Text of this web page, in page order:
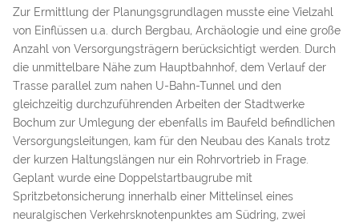
Zur Ermittlung der Planungsgrundlagen musste eine Vielzahl
von Einflüssen u.a. durch Bergbau, Archäologie und eine große
Anzahl von Versorgungsträgern berücksichtigt werden. Durch
die unmittelbare Nähe zum Hauptbahnhof, dem Verlauf der
Trasse parallel zum nahen U-Bahn-Tunnel und den
gleichzeitig durchzuführenden Arbeiten der Stadtwerke
Bochum zur Umlegung der ebenfalls im Baufeld befindlichen
Versorgungsleitungen, kam für den Neubau des Kanals trotz
der kurzen Haltungslängen nur ein Rohrvortrieb in Frage.
Geplant wurde eine Doppelstartbaugrube mit
Spritzbetonsicherung innerhalb einer Mittelinsel eines
neuralgischen Verkehrsknotenpunktes am Südring, zwei